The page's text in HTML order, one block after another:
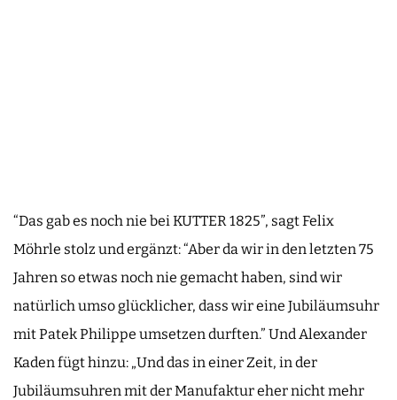
“Das gab es noch nie bei KUTTER 1825”, sagt Felix
Möhrle stolz und ergänzt: “Aber da wir in den letzten 75
Jahren so etwas noch nie gemacht haben, sind wir
natürlich umso glücklicher, dass wir eine Jubiläumsuhr
mit Patek Philippe umsetzen durften.” Und Alexander
Kaden fügt hinzu: „Und das in einer Zeit, in der
Jubiläumsuhren mit der Manufaktur eher nicht mehr